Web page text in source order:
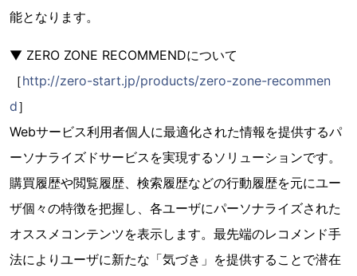
能となります。
▼ ZERO ZONE RECOMMENDについて
［http://zero-start.jp/products/zero-zone-recommen
d］
Webサービス利用者個人に最適化された情報を提供するパ
ーソナライズドサービスを実現するソリューションです。
購買履歴や閲覧履歴、検索履歴などの行動履歴を元にユー
ザ個々の特徴を把握し、各ユーザにパーソナライズされた
オススメコンテンツを表示します。最先端のレコメンド手
法によりユーザに新たな「気づき」を提供することで潜在